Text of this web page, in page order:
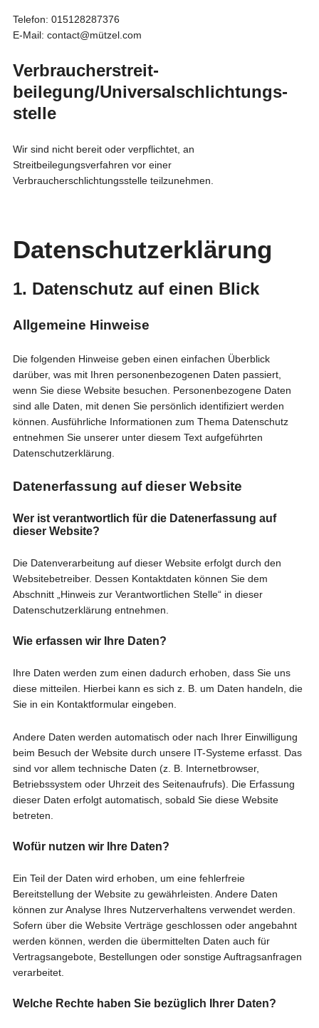
Telefon: 015128287376
E-Mail: contact@mützel.com
Verbraucher­streit­
beilegung/Universal­schlichtungs­
stelle
Wir sind nicht bereit oder verpflichtet, an
Streitbeilegungsverfahren vor einer
Verbraucherschlichtungsstelle teilzunehmen.
Datenschutz­erklärung
1. Datenschutz auf einen Blick
Allgemeine Hinweise
Die folgenden Hinweise geben einen einfachen Überblick
darüber, was mit Ihren personenbezogenen Daten passiert,
wenn Sie diese Website besuchen. Personenbezogene Daten
sind alle Daten, mit denen Sie persönlich identifiziert werden
können. Ausführliche Informationen zum Thema Datenschutz
entnehmen Sie unserer unter diesem Text aufgeführten
Datenschutzerklärung.
Datenerfassung auf dieser Website
Wer ist verantwortlich für die Datenerfassung auf
dieser Website?
Die Datenverarbeitung auf dieser Website erfolgt durch den
Websitebetreiber. Dessen Kontaktdaten können Sie dem
Abschnitt „Hinweis zur Verantwortlichen Stelle“ in dieser
Datenschutzerklärung entnehmen.
Wie erfassen wir Ihre Daten?
Ihre Daten werden zum einen dadurch erhoben, dass Sie uns
diese mitteilen. Hierbei kann es sich z. B. um Daten handeln, die
Sie in ein Kontaktformular eingeben.
Andere Daten werden automatisch oder nach Ihrer Einwilligung
beim Besuch der Website durch unsere IT-Systeme erfasst. Das
sind vor allem technische Daten (z. B. Internetbrowser,
Betriebssystem oder Uhrzeit des Seitenaufrufs). Die Erfassung
dieser Daten erfolgt automatisch, sobald Sie diese Website
betreten.
Wofür nutzen wir Ihre Daten?
Ein Teil der Daten wird erhoben, um eine fehlerfreie
Bereitstellung der Website zu gewährleisten. Andere Daten
können zur Analyse Ihres Nutzerverhaltens verwendet werden.
Sofern über die Website Verträge geschlossen oder angebahnt
werden können, werden die übermittelten Daten auch für
Vertragsangebote, Bestellungen oder sonstige Auftragsanfragen
verarbeitet.
Welche Rechte haben Sie bezüglich Ihrer Daten?